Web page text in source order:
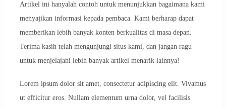
Artikel ini hanyalah contoh untuk menunjukkan bagaimana kami
menyajikan informasi kepada pembaca. Kami berharap dapat
memberikan lebih banyak konten berkualitas di masa depan.
Terima kasih telah mengunjungi situs kami, dan jangan ragu
untuk menjelajahi lebih banyak artikel menarik lainnya!
Lorem ipsum dolor sit amet, consectetur adipiscing elit. Vivamus
ut efficitur eros. Nullam elementum urna dolor, vel facilisis